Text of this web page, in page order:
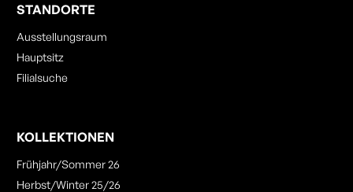
STANDORTE
Ausstellungsraum
Hauptsitz
Filialsuche
KOLLEKTIONEN
Frühjahr/Sommer 26
Herbst/Winter 25/26